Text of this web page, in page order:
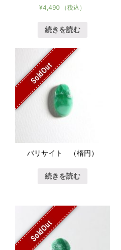
¥4,490 （税込）
続きを読む
バリサイト （楕円）
SoldOut
続きを読む
SoldOut